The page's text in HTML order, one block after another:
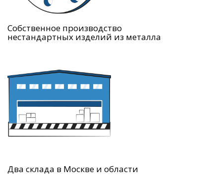
Собственное производство
нестандартных изделий из металла
Два склада в Москве и области